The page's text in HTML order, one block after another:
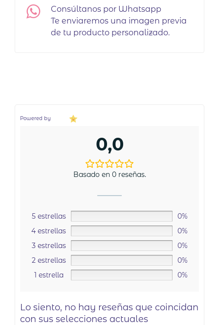
la
página
de
Consúltanos por Whatsapp
Te enviaremos una imagen previa
de tu producto personalizado.
Powered by
0,0
Basado en 0 reseñas.
5 estrellas
0%
4 estrellas
0%
3 estrellas
0%
2 estrellas
0%
1 estrella
0%
Lo siento, no hay reseñas que coincidan
con sus selecciones actuales